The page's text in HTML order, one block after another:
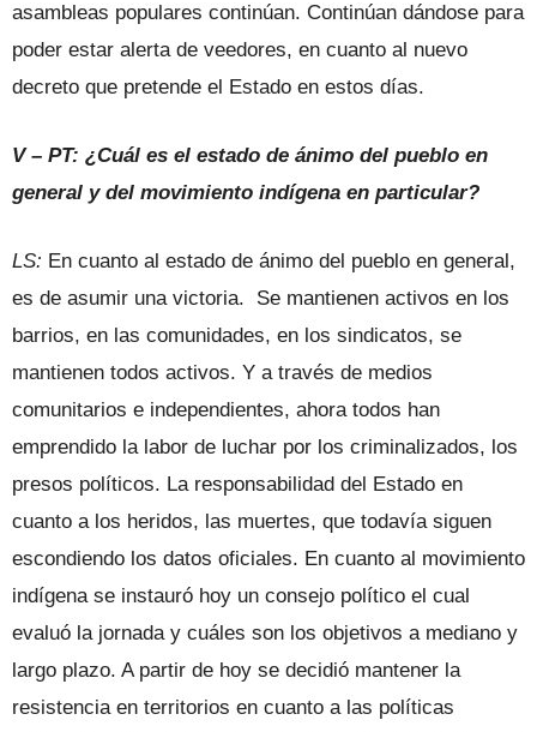
asambleas populares continúan. Continúan dándose para
poder estar alerta de veedores, en cuanto al nuevo
decreto que pretende el Estado en estos días.
V – PT: ¿Cuál es el estado de ánimo del pueblo en
general y del movimiento indígena en particular?
LS: En cuanto al estado de ánimo del pueblo en general,
es de asumir una victoria. Se mantienen activos en los
barrios, en las comunidades, en los sindicatos, se
mantienen todos activos. Y a través de medios
comunitarios e independientes, ahora todos han
emprendido la labor de luchar por los criminalizados, los
presos políticos. La responsabilidad del Estado en
cuanto a los heridos, las muertes, que todavía siguen
escondiendo los datos oficiales. En cuanto al movimiento
indígena se instauró hoy un consejo político el cual
evaluó la jornada y cuáles son los objetivos a mediano y
largo plazo. A partir de hoy se decidió mantener la
resistencia en territorios en cuanto a las políticas